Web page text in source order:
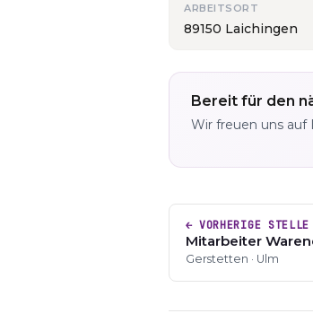
ARBEITSORT
89150 Laichingen
Bereit für den
Wir freuen uns auf
← VORHERIGE STELLE
Mitarbeiter
Gerstetten · Ulm